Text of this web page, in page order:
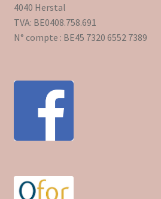
4040 Herstal
TVA: BE0408.758.691
N° compte : BE45 7320 6552 7389